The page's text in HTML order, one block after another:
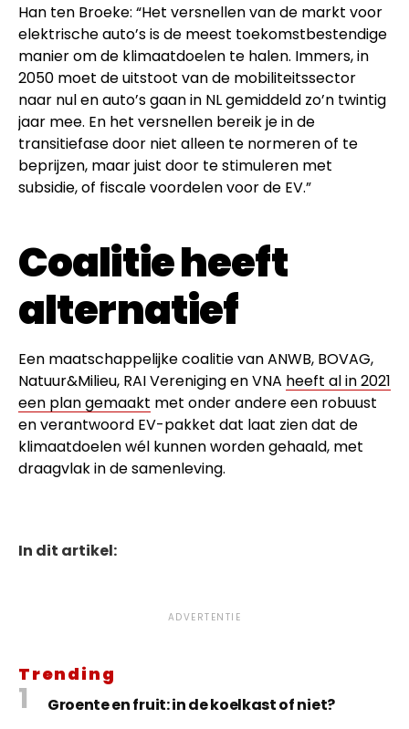
Han ten Broeke: “Het versnellen van de markt voor
elektrische auto’s is de meest toekomstbestendige
manier om de klimaatdoelen te halen. Immers, in
2050 moet de uitstoot van de mobiliteitssector
naar nul en auto’s gaan in NL gemiddeld zo’n twintig
jaar mee. En het versnellen bereik je in de
transitiefase door niet alleen te normeren of te
beprijzen, maar juist door te stimuleren met
subsidie, of fiscale voordelen voor de EV.”
Coalitie heeft
alternatief
Een maatschappelijke coalitie van ANWB, BOVAG,
Natuur&Milieu, RAI Vereniging en VNA heeft al in 2021
een plan gemaakt met onder andere een robuust
en verantwoord EV-pakket dat laat zien dat de
klimaatdoelen wél kunnen worden gehaald, met
draagvlak in de samenleving.
In dit artikel:
ADVERTENTIE
Trending
Groente en fruit: in de koelkast of niet?